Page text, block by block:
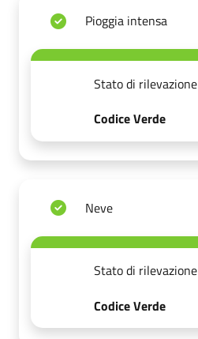
Pioggia intensa
Stato di rilevazione
Codice Verde
Neve
Stato di rilevazione
Codice Verde